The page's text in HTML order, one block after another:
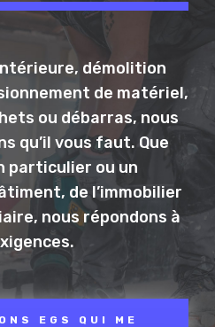
démolition
de matériel,
ou débarras, nous
qu’il vous faut. Que
particulier ou un
de l’immobilier
nous répondons à
EGS QUI ME